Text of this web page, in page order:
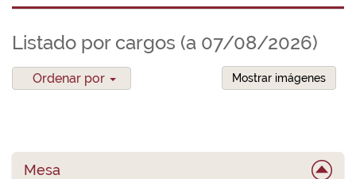
Listado por cargos (a 07/08/2026)
Ordenar por Mostrar imágenes
Mesa